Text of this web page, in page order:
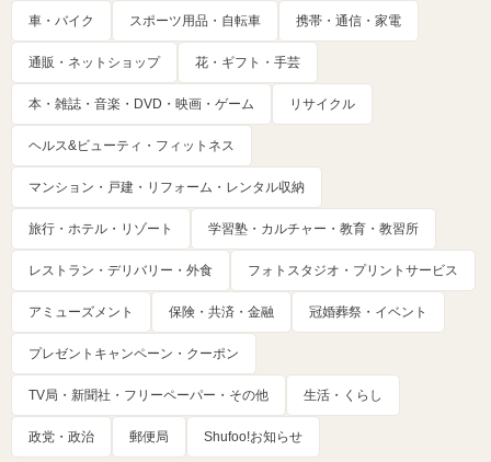
車・バイク スポーツ用品・自転車 携帯・通信・家電
通販・ネットショップ 花・ギフト・手芸
本・雑誌・音楽・DVD・映画・ゲーム リサイクル
ヘルス&ビューティ・フィットネス
マンション・戸建・リフォーム・レンタル収納
旅行・ホテル・リゾート 学習塾・カルチャー・教育・教習所
レストラン・デリバリー・外食 フォトスタジオ・プリントサービス
アミューズメント 保険・共済・金融 冠婚葬祭・イベント
プレゼントキャンペーン・クーポン
TV局・新聞社・フリーペーパー・その他 生活・くらし
政党・政治 郵便局 Shufoo!お知らせ